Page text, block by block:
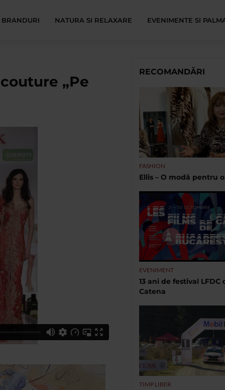
BRANDURI NATURA SI RELAXARE EVENIMENTE SI
„Pe
RECOMANDĂRI
FASHION
Ellis – O modă pentru
EVENIMENT
13 ani de festival LFDC
Catena
TIMP LIBER